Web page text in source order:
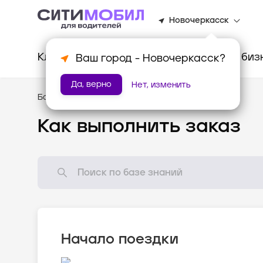
Новочеркасск
Ваш город - Новочеркасск?
Да, верно Нет, изменить
Клиентам Водителям Для
База знаний /Как всё устроено?
Как выполнить заказ
Начало поездки